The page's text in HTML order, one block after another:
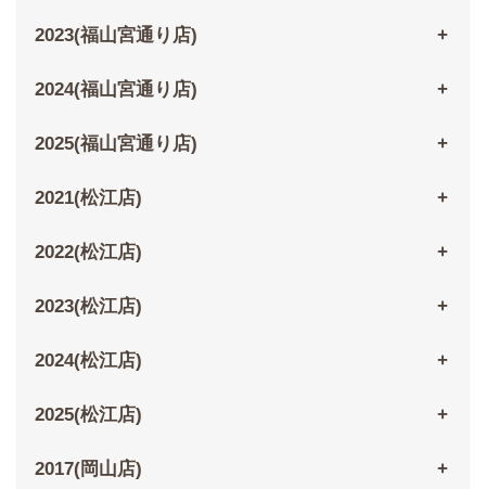
2023(福山宮通り店)
2024(福山宮通り店)
2025(福山宮通り店)
2021(松江店)
2022(松江店)
2023(松江店)
2024(松江店)
2025(松江店)
2017(岡山店)